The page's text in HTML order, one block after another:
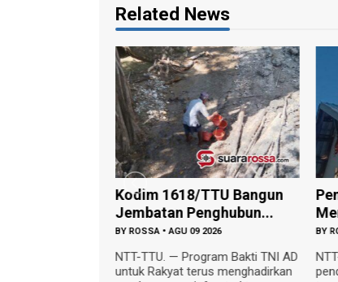
Related News
Kodim 1618/TTU Bangun
Jembatan Penghubun...
BY ROSSA •AGU 09 2026
NTT-TTU. — Program Bakti TNI AD
untuk Rakyat terus menghadirkan
BY